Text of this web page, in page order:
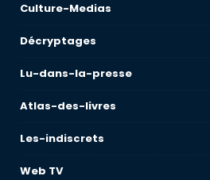
Culture-Medias
Décryptages
Lu-dans-la-presse
Atlas-des-livres
Les-indiscrets
Web TV